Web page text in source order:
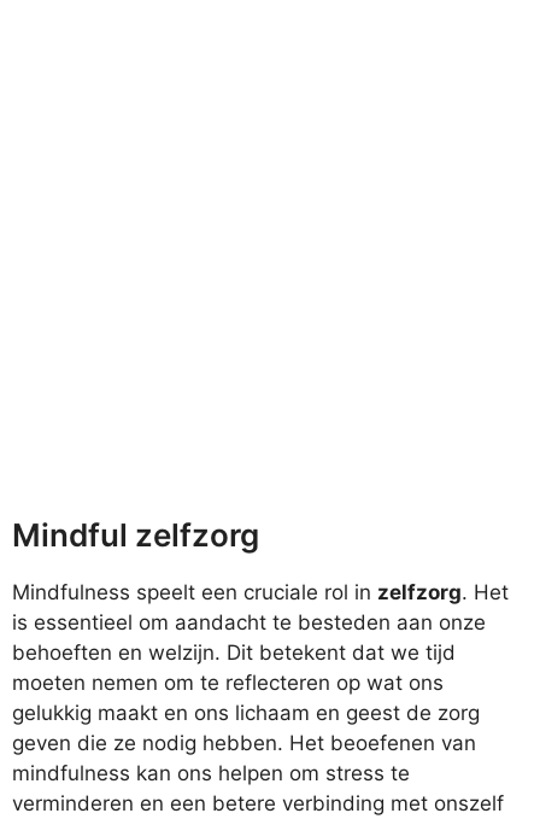
Mindful zelfzorg
Mindfulness speelt een cruciale rol in zelfzorg. Het
is essentieel om aandacht te besteden aan onze
behoeften en welzijn. Dit betekent dat we tijd
moeten nemen om te reflecteren op wat ons
gelukkig maakt en ons lichaam en geest de zorg
geven die ze nodig hebben. Het beoefenen van
mindfulness kan ons helpen om stress te
verminderen en een betere verbinding met onszelf